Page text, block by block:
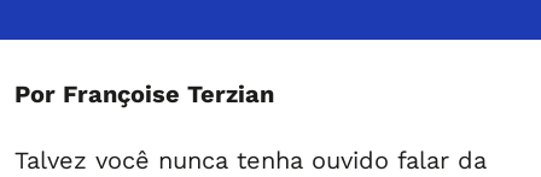
Por Françoise Terzian
Talvez você nunca tenha ouvido falar da